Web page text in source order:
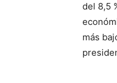
del 8,5
más